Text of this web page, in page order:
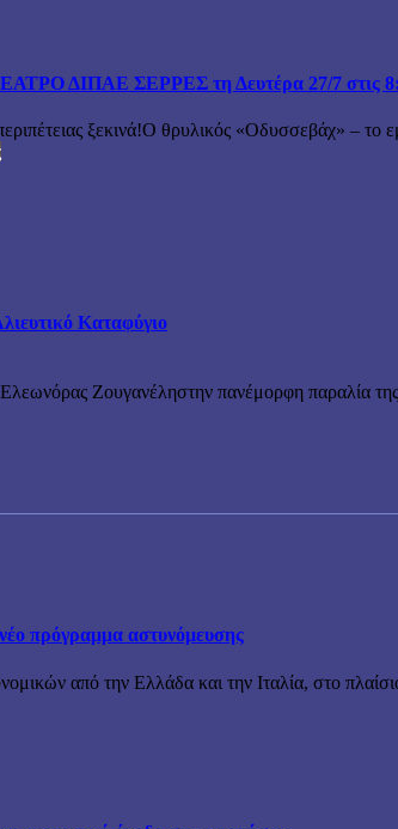
ΔΙΠΑΕ ΣΕΡΡΕΣ τη Δευτέρα 27/7 στις
ξεκινά!Ο θρυλικός «Οδυσσεβάχ» – το
Καταφύγιο
Ζουγανέληστην πανέμορφη παραλία
πρόγραμμα αστυνόμευσης
από την Ελλάδα και την Ιταλία, στο